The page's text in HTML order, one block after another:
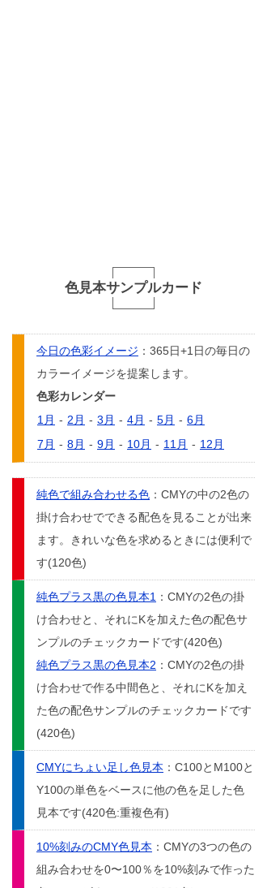
色見本サンプルカード
今日の色彩イメージ ：365日+1日の毎日の
カラーイメージを提案します。
色彩カレンダー
1月 - 2月 - 3月 - 4月 - 5月 - 6月
7月 - 8月 - 9月 - 10月 - 11月 - 12月
純色で組み合わせる色 ：CMYの中の2色の
掛け合わせでできる配色を見ることが出来
ます。きれいな色を求めるときには便利で
す(120色)
純色プラス黒の色見本1 ：CMYの2色の掛
け合わせと、それにKを加えた色の配色サ
ンプルのチェックカードです(420色)
純色プラス黒の色見本2 ：CMYの2色の掛
け合わせで作る中間色と、それにKを加え
た色の配色サンプルのチェックカードです
(420色)
CMYにちょい足し色見本 ：C100とM100と
Y100の単色をベースに他の色を足した色
見本です(420色:重複色有)
10%刻みのCMY色見本 ：CMYの3つの色の
組み合わせを0〜100％を10%刻みで作った